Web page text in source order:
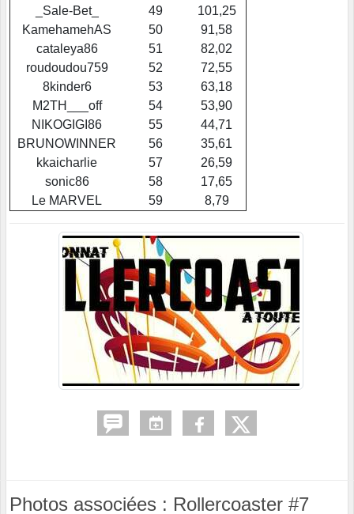
_Sale-Bet_
49
101,25
KamehamehAS
50
91,58
cataleya86
51
82,02
roudoudou759
52
72,55
8kinder6
53
63,18
M2TH___off
54
53,90
NIKOGIGI86
55
44,71
BRUNOWINNER
56
35,61
kkaicharlie
57
26,59
sonic86
58
17,65
Le MARVEL
59 8,79
Photos associées : Rollercoaster #7